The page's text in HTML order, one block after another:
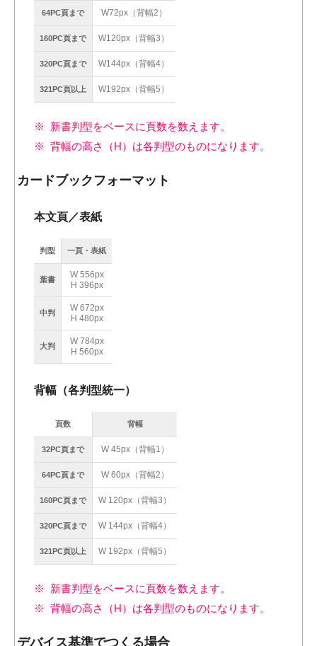
64PC頁まで W72px（背幅2）
160PC頁まで W120px（背幅3）
320PC頁まで W144px（背幅4）
321PC頁以上 W192px（背幅5）
新書判型をベースに頁数を数えます。
背幅の高さ（H）は各判型のものになります。
カードブックフォーマット
本文頁／表紙
判型 一頁・表紙
葉書
W 556px
H 396px
中判
W 672px
H 480px
大判
W 784px
H 560px
背幅（各判型統一）
頁数 背幅
32PC頁まで W 45px（背幅1）
64PC頁まで W 60px（背幅2）
160PC頁まで W 120px（背幅3）
320PC頁まで W 144px（背幅4）
321PC頁以上 W 192px（背幅5）
新書判型をベースに頁数を数えます。
背幅の高さ（H）は各判型のものになります。
デバイス基準でつくる場合